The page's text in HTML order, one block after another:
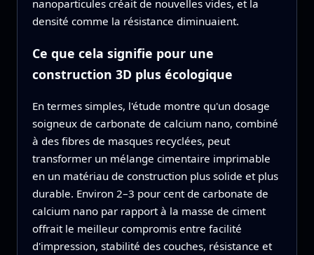
nanoparticules créait de nouvelles vides, et la
densité comme la résistance diminuaient.
Ce que cela signifie pour une
construction 3D plus écologique
En termes simples, l'étude montre qu'un dosage
soigneux de carbonate de calcium nano, combiné
à des fibres de masques recyclées, peut
transformer un mélange cimentaire imprimable
en un matériau de construction plus solide et plus
durable. Environ 2–3 pour cent de carbonate de
calcium nano par rapport à la masse de ciment
offrait le meilleur compromis entre facilité
d'impression, stabilité des couches, résistance et